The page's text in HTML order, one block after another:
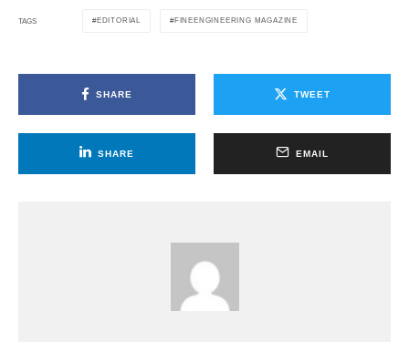
TAGS EDITORIAL FINEENGINEERING MAGAZINE
SHARE TWEET
SHARE EMAIL